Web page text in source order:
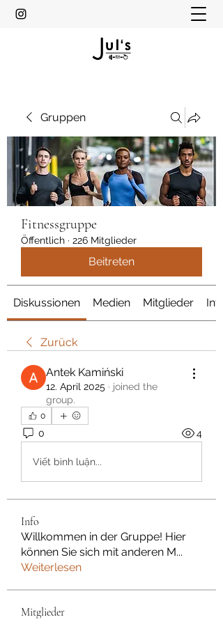
Gruppen
Fitnessgruppe
Öffentlich · 226 Mitglieder
Beitreten
Diskussionen Medien Mitglieder Info
Zurück
Antek Kamiński
12. April 2025 · joined the
group.
0
0 4
Viết bình luận...
Info
Willkommen in der Gruppe! Hier
können Sie sich mit anderen M...
Weiterlesen
Mitglieder